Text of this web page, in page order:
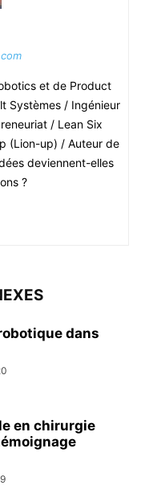
et de Product
Systèmes / Ingénieur
/ Lean Six
(Lion-up) / Auteur de
deviennent-elles
?
dans
en chirurgie